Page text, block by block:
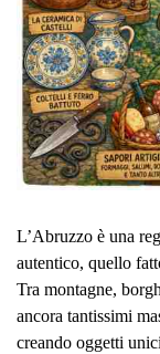
L’Abruzzo è una
autentico, quello
Tra montagne,
ancora tantissimi
creando oggetti